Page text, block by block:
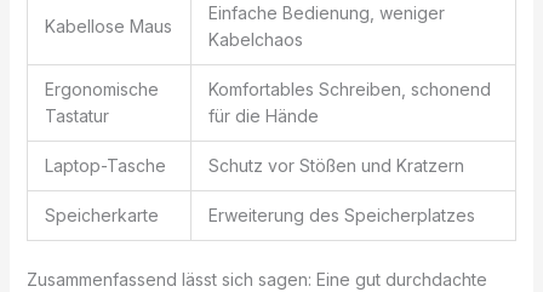
Kabellose Maus
Einfache Bedienung, weniger
Kabelchaos
Ergonomische
Tastatur
Komfortables Schreiben, schonend
für die Hände
Laptop-Tasche Schutz vor Stößen und Kratzern
Speicherkarte Erweiterung des Speicherplatzes
Zusammenfassend lässt sich sagen: Eine gut durchdachte